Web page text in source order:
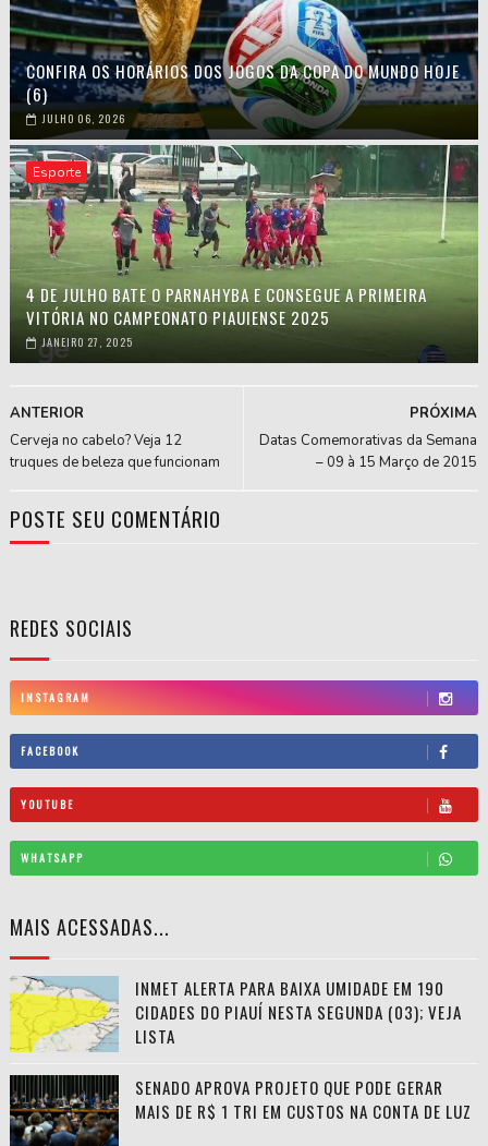
CONFIRA OS HORÁRIOS DOS JOGOS DA COPA DO MUNDO HOJE
(6)
JULHO 06, 2026
Esporte
4 DE JULHO BATE O PARNAHYBA E CONSEGUE A PRIMEIRA
VITÓRIA NO CAMPEONATO PIAUIENSE 2025
JANEIRO 27, 2025
PRÓXIMA
Datas Comemorativas da Semana
– 09 à 15 Março de 2015
ANTERIOR
Cerveja no cabelo? Veja 12
truques de beleza que funcionam
POSTE SEU COMENTÁRIO
REDES SOCIAIS
INSTAGRAM
FACEBOOK
YOUTUBE
WHATSAPP
MAIS ACESSADAS...
INMET ALERTA PARA BAIXA UMIDADE EM 190
CIDADES DO PIAUÍ NESTA SEGUNDA (03); VEJA
LISTA
SENADO APROVA PROJETO QUE PODE GERAR
MAIS DE R$ 1 TRI EM CUSTOS NA CONTA DE LUZ